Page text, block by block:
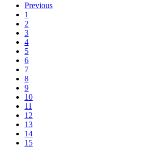
Previous
1
2
3
4
5
6
7
8
9
10
11
12
13
14
15